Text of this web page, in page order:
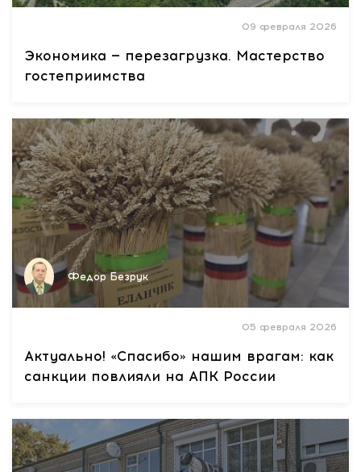
09 февраля 2026
Экономика — перезагрузка. Мастерство
гостеприимства
Федор Безрук
05 февраля 2026
Актуально! «Спасибо» нашим врагам: как
санкции повлияли на АПК России